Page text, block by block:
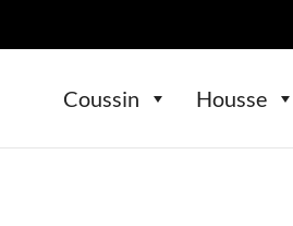
Coussin Housse